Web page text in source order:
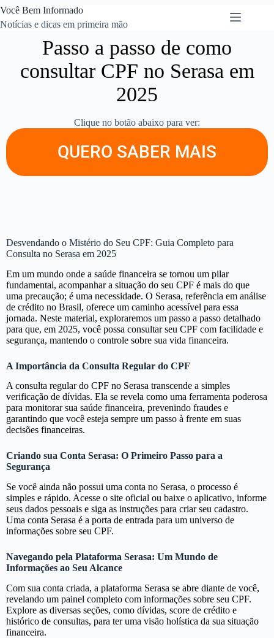
Você Bem Informado
Notícias e dicas em primeira mão
Passo a passo de como
consultar CPF no Serasa em
2025
Clique no botão abaixo para ver:
QUERO SABER MAIS
Desvendando o Mistério do Seu CPF: Guia Completo para
Consulta no Serasa em 2025
Em um mundo onde a saúde financeira se tornou um pilar
fundamental, acompanhar a situação do seu CPF é mais do que
uma precaução; é uma necessidade. O Serasa, referência em análise
de crédito no Brasil, oferece um caminho acessível para essa
jornada. Neste material, exploraremos um passo a passo detalhado
para que, em 2025, você possa consultar seu CPF com facilidade e
segurança, mantendo o controle sobre sua vida financeira.
A Importância da Consulta Regular do CPF
A consulta regular do CPF no Serasa transcende a simples
verificação de dívidas. Ela se revela como uma ferramenta poderosa
para monitorar sua saúde financeira, prevenindo fraudes e
garantindo que você esteja sempre um passo à frente em suas
decisões financeiras.
Criando sua Conta Serasa: O Primeiro Passo para a
Segurança
Se você ainda não possui uma conta no Serasa, o processo é
simples e rápido. Acesse o site oficial ou baixe o aplicativo, informe
seus dados pessoais e siga as instruções para criar seu cadastro.
Uma conta Serasa é a porta de entrada para um universo de
informações sobre seu CPF.
Navegando pela Plataforma Serasa: Um Mundo de
Informações ao Seu Alcance
Com sua conta criada, a plataforma Serasa se abre diante de você,
revelando um painel completo com informações sobre seu CPF.
Explore as diversas seções, como dívidas, score de crédito e
histórico de consultas, para ter uma visão holística da sua situação
financeira.